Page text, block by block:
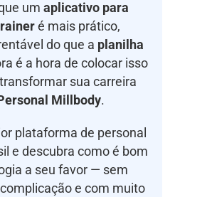
um aplicativo para
é mais prático,
do que a planilha
é a hora de colocar isso
sua carreira
Millbody.
plataforma de personal
e descubra como é bom
a seu favor — sem
e com muito